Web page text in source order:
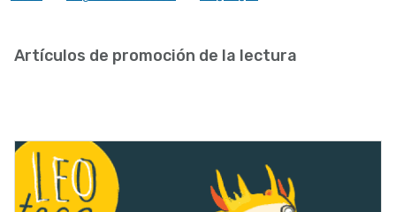
Sobrescribir
de
la
navegación
Artículos de promoción de la lectura